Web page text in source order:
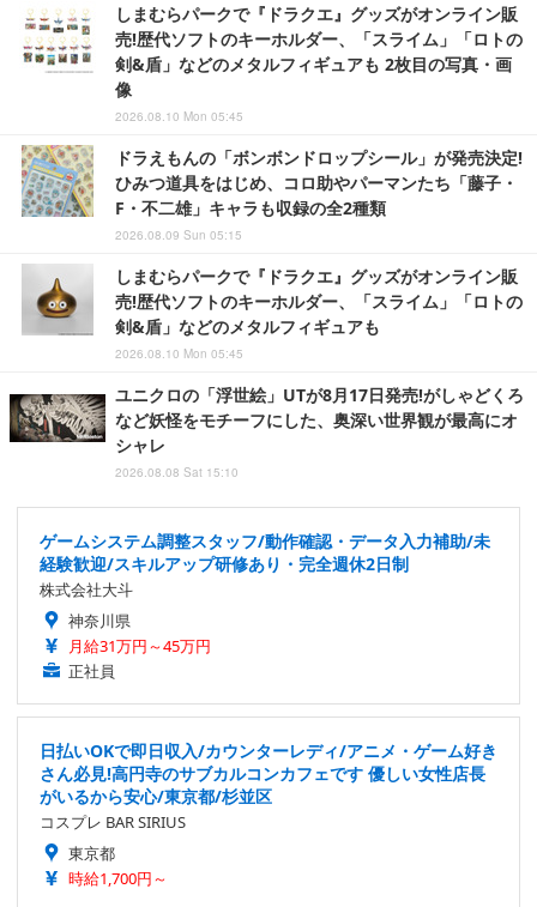
しまむらパークで『ドラクエ』グッズがオンライン販
売!歴代ソフトのキーホルダー、「スライム」「ロトの
剣&盾」などのメタルフィギュアも 2枚目の写真・画
像
2026.08.10 Mon 05:45
ドラえもんの「ボンボンドロップシール」が発売決定!
ひみつ道具をはじめ、コロ助やパーマンたち「藤子・
F・不二雄」キャラも収録の全2種類
2026.08.09 Sun 05:15
しまむらパークで『ドラクエ』グッズがオンライン販
売!歴代ソフトのキーホルダー、「スライム」「ロトの
剣&盾」などのメタルフィギュアも
2026.08.10 Mon 05:45
ユニクロの「浮世絵」UTが8月17日発売!がしゃどくろ
など妖怪をモチーフにした、奥深い世界観が最高にオ
シャレ
2026.08.08 Sat 15:10
ゲームシステム調整スタッフ/動作確認・データ入力補助/未
経験歓迎/スキルアップ研修あり・完全週休2日制
株式会社大斗
神奈川県
月給31万円～45万円
正社員
日払いOKで即日収入/カウンターレディ/アニメ・ゲーム好き
さん必見!高円寺のサブカルコンカフェです 優しい女性店長
がいるから安心/東京都/杉並区
コスプレ BAR SIRIUS
東京都
時給1,700円～